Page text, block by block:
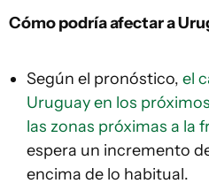
Cómo podría afectar a
Según el pronóstico, el
Uruguay en los
las zonas próximas a la
espera un incremento
encima de lo habitual.